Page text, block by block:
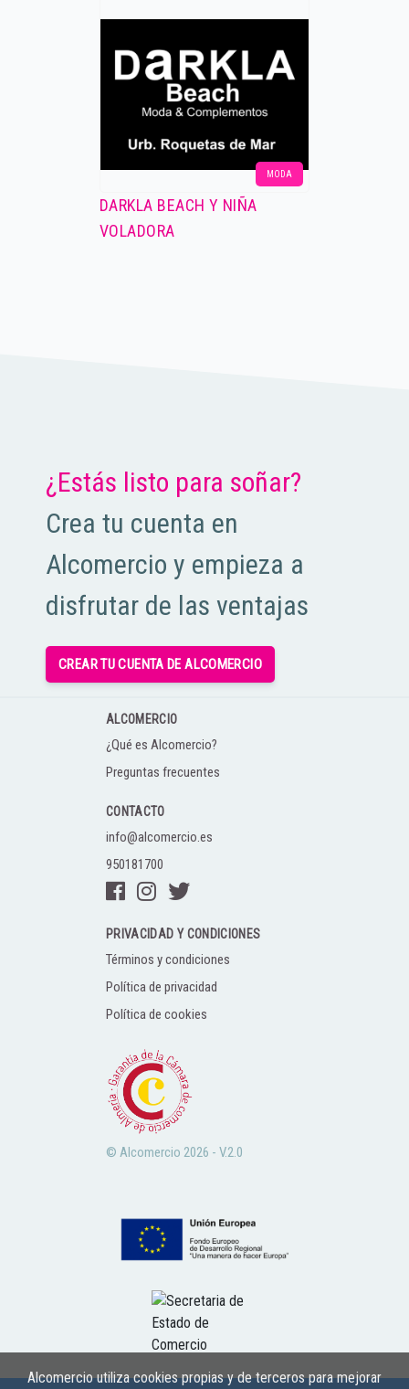
MODA
DARKLA BEACH Y NIÑA
VOLADORA
¿Estás listo para soñar?
Crea tu cuenta en
Alcomercio y empieza a
disfrutar de las ventajas
CREAR TU CUENTA DE ALCOMERCIO
© Alcomercio 2026 - V.2.0
ALCOMERCIO
¿Qué es Alcomercio?
Preguntas frecuentes
CONTACTO
info@alcomercio.es
950181700
PRIVACIDAD Y CONDICIONES
Términos y condiciones
Política de privacidad
Política de cookies
Alcomercio utiliza cookies propias y de terceros para mejorar